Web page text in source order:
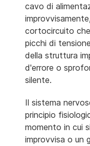
cavo di
cortocircuito
picchi di
della struttura
d'errore o
silente.
Il sistema
principio
momento in cui
improvvisa o un